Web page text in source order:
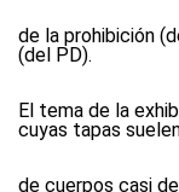
de la prohibición
(del PD).
El tema de la
cuyas tapas
de cuerpos casi